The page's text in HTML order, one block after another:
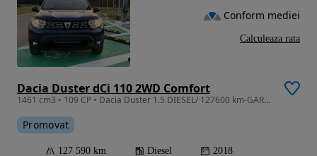
Dacia Duster dCi 110 2WD Comfort
1461 cm3 • 109 CP • Dacia Duster 1.5 DIESEL/ 127600 km-GARANTIE-
Promovat
127 590 km Diesel 2018
Conform mediei
Calculeaza rata